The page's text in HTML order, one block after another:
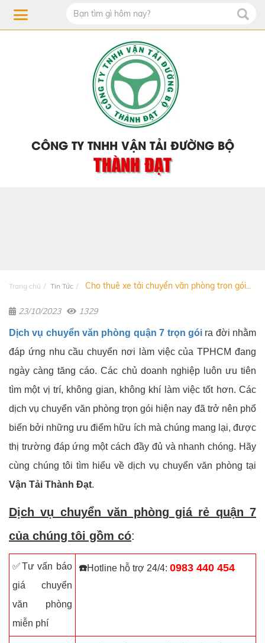
CÔNG TY TNHH VẬN TẢI ĐƯỜNG BỘ
THÀNH ĐẠT
Trang chủ Tin Tức Cho thuê xe tải chuyển văn phòng trọn gói...
23/10/2023 1329
Dịch vụ chuyển văn phòng quận 7 trọn góira đời nhằm
đáp ứng nhu cầu chuyển nơi làm việc của TPHCM đang
ngày càng tăng cáo. Các chủ doanh nghiệp luôn ưu tiên
tìm một vị trí, không gian, không khí làm việc tốt hơn. Các
dịch vụ chuyển văn phòng trọn gói hiện nay đã trở nên phổ
biến bởi những ưu điểm hữu ích mà chúng mang lại, được
thị trường đáp ứng một cách đầy đủ và nhanh chóng. Hãy
cùng chúng tôi tìm hiểu về dịch vụ chuyển văn phòng tại
Vận Tải Thành Đạt.
Dịch vụ chuyển văn phòng giá rẻ quận 7
của chúng tôi gồm có:
✅Tư vấn báo
giá chuyển
văn phòng
miễn phí
☎️Hotline hỗ trợ 24/4: 0983 440 454